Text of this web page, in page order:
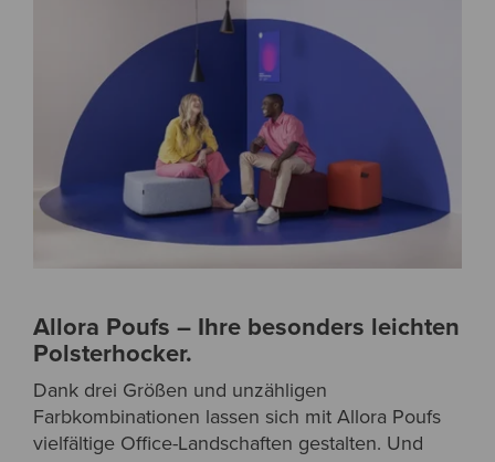
Allora Poufs – Ihre besonders leichten
Polsterhocker.
Dank drei Größen und unzähligen
Farbkombinationen lassen sich mit Allora Poufs
vielfältige Office-Landschaften gestalten. Und